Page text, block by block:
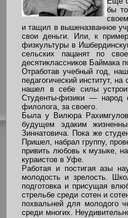
бы
и тащил в вышеназванное
свои деньги. Или, к
физкультуры в
сельских пацанят по
десятиклассников Баймака
Отработав учебный год,
педагогический институт,
нашел в себе силы
Студенты-физики — народ
филолога, за своего.
Была у Вилюра
будущем эдаким
Зиннатовича. Пока же
Пришел, набрал группу,
привить любовь к музыке,
кураистов в Уфе.
Работая и постигая азы
молодость и зрелость.
подготовка и присущая
стрельбе среди сотен и
похвальней для молодого
среди многих.